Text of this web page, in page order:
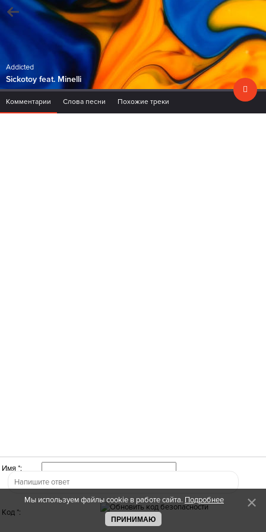
Addicted
Sickotoy feat. Minelli
Комментарии Слова песни Похожие треки
Имя *:
Код *:
Мы используем файлы cookie в работе сайта. Подробнее
ПРИНИМАЮ